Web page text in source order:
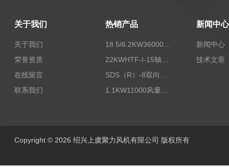
关于我们
关于我们
荣誉资质
在线留言
联系我们
热销产品
1.1KW11000风量FDZ-5.5不锈钢壁式轴流风机
新闻中心
新闻中心
技术文章
Copyright © 2026 绍兴上虞聚力风机有限公司 版权所有